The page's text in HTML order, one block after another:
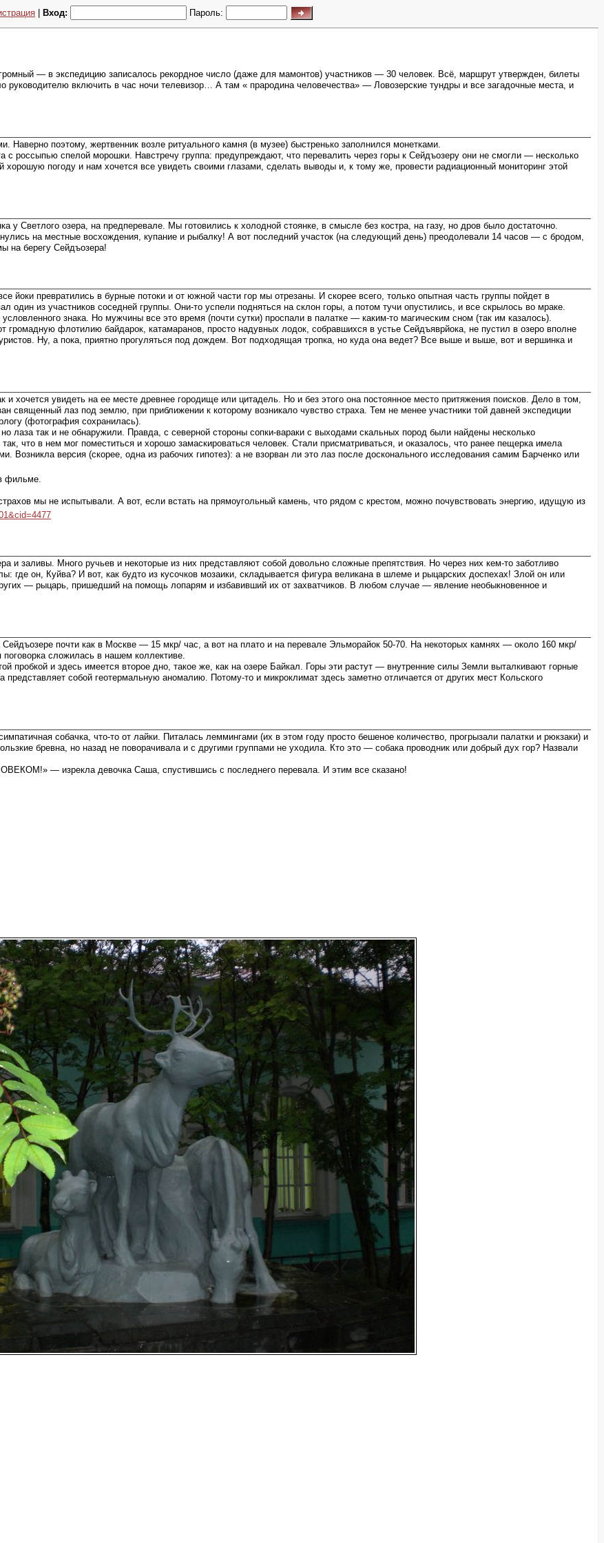
Вход: Пароль:
— в экспедицию записалось рекордное число (даже для мамонтов) участников — 30 человек. Всё, маршрут утвержден, билеты
руководителю включить в час ночи телевизор… А там « прародина человечества» — Ловозерские тундры и все загадочные места, и
Наверно поэтому, жертвенник возле ритуального камня (в музее) быстренько заполнился монетками.
с россыпью спелой морошки. Навстречу группа: предупреждают, что перевалить через горы к Сейдъозеру они не смогли — несколько
погоду и нам хочется все увидеть своими глазами, сделать выводы и, к тому же, провести радиационный мониторинг этой
у Светлого озера, на предперевале. Мы готовились к холодной стоянке, в смысле без костра, на газу, но дров было достаточно.
на местные восхождения, купание и рыбалку! А вот последний участок (на следующий день) преодолевали 14 часов — с бродом,
на берегу Сейдъозера!
превратились в бурные потоки и от южной части гор мы отрезаны. И скорее всего, только опытная часть группы пойдет в
один из участников соседней группы. Они-то успели подняться на склон горы, а потом тучи опустились, и все скрылось во мраке.
знака. Но мужчины все это время (почти сутки) проспали в палатке — каким-то магическим сном (так им казалось).
громадную флотилию байдарок, катамаранов, просто надувных лодок, собравшихся в устье Сейдъяврйока, не пустил в озеро вполне
Ну, а пока, приятно прогуляться под дождем. Вот подходящая тропка, но куда она ведет? Все выше и выше, вот и вершинка и
хочется увидеть на ее месте древнее городище или цитадель. Но и без этого она постоянное место притяжения поисков. Дело в том,
священный лаз под землю, при приближении к которому возникало чувство страха. Тем не менее участники той давней экспедиции
(фотография сохранилась).
лаза так и не обнаружили. Правда, с северной стороны сопки-вараки с выходами скальных пород были найдены несколько
что в нем мог поместиться и хорошо замаскироваться человек. Стали присматриваться, и оказалось, что ранее пещерка имела
Возникла версия (скорее, одна из рабочих гипотез): а не взорван ли это лаз после досконального исследования самим Барченко или
фильме.
мы не испытывали. А вот, если встать на прямоугольный камень, что рядом с крестом, можно почувствовать энергию, идущую из
и заливы. Много ручьев и некоторые из них представляют собой довольно сложные препятствия. Но через них кем-то заботливо
где он, Куйва? И вот, как будто из кусочков мозаики, складывается фигура великана в шлеме и рыцарских доспехах! Злой он или
— рыцарь, пришедший на помощь лопарям и избавивший их от захватчиков. В любом случае — явление необыкновенное и
почти как в Москве — 15 мкр/ час, а вот на плато и на перевале Эльморайок 50-70. На некоторых камнях — около 160 мкр/
сложилась в нашем коллективе.
пробкой и здесь имеется второе дно, такое же, как на озере Байкал. Горы эти растут — внутренние силы Земли выталкивают горные
собой геотермальную аномалию. Потому-то и микроклимат здесь заметно отличается от других мест Кольского
собачка, что-то от лайки. Питалась леммингами (их в этом году просто бешеное количество, прогрызали палатки и рюкзаки) и
бревна, но назад не поворачивала и с другими группами не уходила. Кто это — собака проводник или добрый дух гор? Назвали
— изрекла девочка Саша, спустившись с последнего перевала. И этим все сказано!